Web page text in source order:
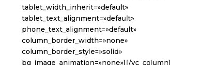
tablet_width_inherit=»default»
tablet_text_alignment=»default»
phone_text_alignment=»default»
column_border_width=»none»
column_border_style=»solid»
bg_image_animation=»none»][/vc_column]